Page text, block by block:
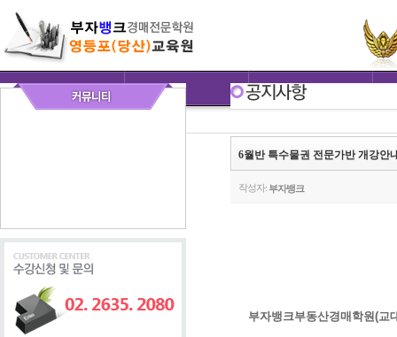
6월반 특수물권 전문가반 개강안
작성자: 부자뱅크
부자뱅크부동산경매학원(교